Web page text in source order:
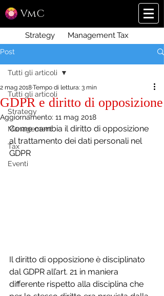
VmC
Strategy ManagementTax
Post
Tutti gli articoli
Strategy
Management
Tax
Eventi
Tutti gli articoli
GDPR e diritto di opposizione
2 mag 2018Tempo di lettura: 3 min
Aggiornamento: 11 mag 2018
Come cambia il diritto di opposizione
al trattamento dei dati personali nel
GDPR
Il diritto di opposizione è disciplinato
dal GDPR all’art. 21 in maniera
differente rispetto alla disciplina che